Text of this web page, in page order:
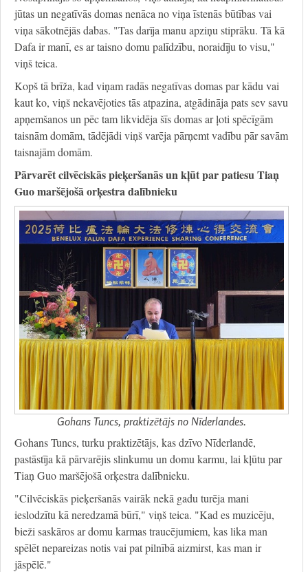
jūtas un negatīvās domas nenāca no viņa īstenās būtības vai
viņa sākotnējās dabas. "Tas darīja manu apziņu stiprāku. Tā kā
Dafa ir manī, es ar taisno domu palīdzību, noraidīju to visu,"
viņš teica.
Kopš tā brīža, kad viņam radās negatīvas domas par kādu vai
kaut ko, viņš nekavējoties tās atpazina, atgādināja pats sev savu
apņemšanos un pēc tam likvidēja šīs domas ar ļoti spēcīgām
taisnām domām, tādējādi viņš varēja pārņemt vadību pār savām
taisnajām domām.
Pārvarēt cilvēciskās pieķeršanās un kļūt par patiesu Tiaņ
Guo maršējošā orķestra dalībnieku
Gohans Tuncs, praktizētājs no Nīderlandes.
Gohans Tuncs, turku praktizētājs, kas dzīvo Nīderlandē,
pastāstīja kā pārvarējis slinkumu un domu karmu, lai kļūtu par
Tiaņ Guo maršējošā orķestra dalībnieku.
"Cilvēciskās pieķeršanās vairāk nekā gadu turēja mani
ieslodzītu kā neredzamā būrī," viņš teica. "Kad es muzicēju,
bieži saskāros ar domu karmas traucējumiem, kas lika man
spēlēt nepareizas notis vai pat pilnībā aizmirst, kas man ir
jāspēlē."